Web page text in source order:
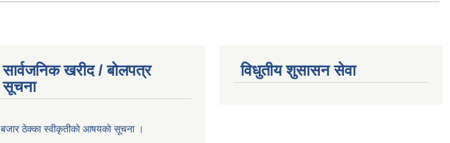
सार्वजनिक खरीद / बोलपत्र
सूचना
बजार ठेक्का स्वीकृतीकाे आषयकाे सूचना ।
विधुतीय शुसासन सेवा